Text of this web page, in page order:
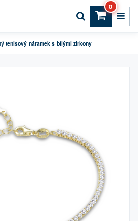
0
tenisový náramek s bílými zirkony